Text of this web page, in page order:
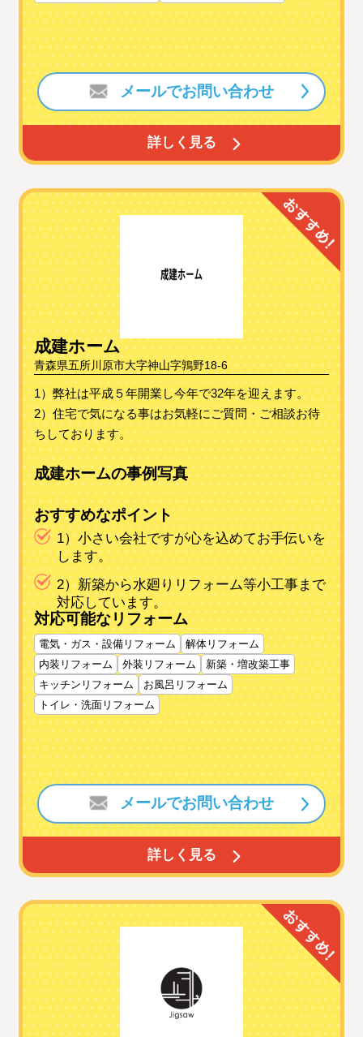
詳しく見る
メールでお問い合わせ
成建ホーム
青森県五所川原市大字神山字鶉野18-6
1）弊社は平成５年開業し今年で32年を迎えます。
2）住宅で気になる事はお気軽にご質問・ご相談お待
ちしております。
成建ホームの事例写真
おすすめなポイント
1）小さい会社ですが心を込めてお手伝いを
します。
2）新築から水廻りリフォーム等小工事まで
対応しています。
対応可能なリフォーム
電気・ガス・設備リフォーム
解体リフォーム
内装リフォーム
外装リフォーム
新築・増改築工事
キッチンリフォーム
お風呂リフォーム
トイレ・洗面リフォーム
詳しく見る
メールでお問い合わせ